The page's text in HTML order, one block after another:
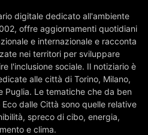
digitale dedicato all'ambiente
offre aggiornamenti quotidiani
e internazionale e racconta
nei territori per sviluppare
l'inclusione sociale. Il notiziario è
alle città di Torino, Milano,
Puglia. Le tematiche che da ben
dalle Città sono quelle relative
spreco di cibo, energia,
e clima.